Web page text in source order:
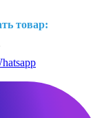
товар: